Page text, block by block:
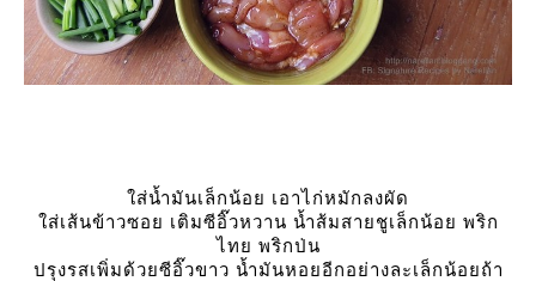
ส่น้ำมันเล็กน้อย เอาไก่หมักลงผัด
ส่เส้นข้าวซอย เติมซีอิ๊วหวาน น้ำส้มสายชูเล็กน้อย พริก
ไทย พริกป่น
ปรุงรสเพิ่มด้วยซีอิ๊วขาว น้ำมันหอยอีกอย่างละเล็กน้อยถ้า